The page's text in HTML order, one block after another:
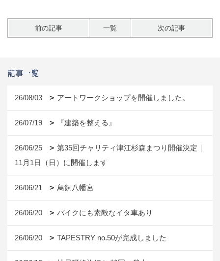
前の記事 一覧 次の記事
記事一覧
26/08/03 アートワークショップを開催しました。
26/07/19 『建築を整える』
26/06/25
第35回チャリティ津江杉森まつり開催決定｜
11月1日（日）に開催します
26/06/21 鳥飼八幡宮
26/06/20 バイクにも素敵なイタ車あり
26/06/20 TAPESTRY no.50が完成しました